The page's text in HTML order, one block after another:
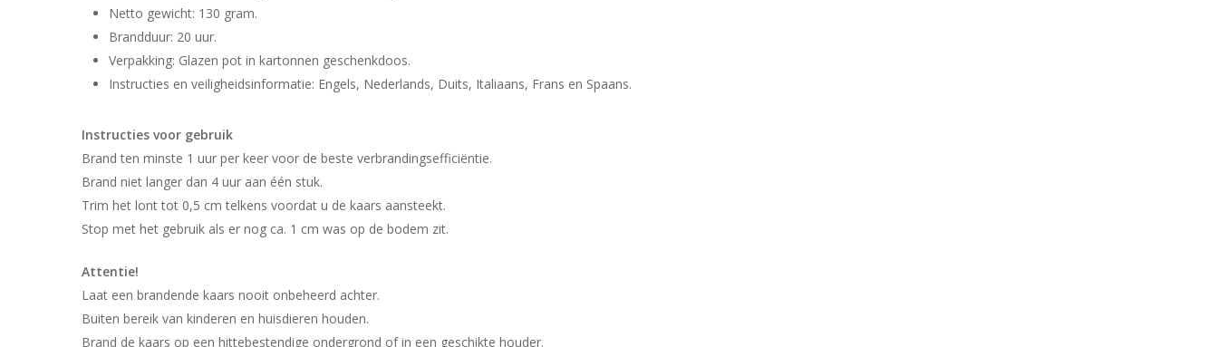
Netto gewicht: 130 gram.
Brandduur: 20 uur.
Verpakking: Glazen pot in kartonnen geschenkdoos.
Instructies en veiligheidsinformatie: Engels, Nederlands, Duits, Italiaans, Frans en Spaans.
Instructies voor gebruik
Brand ten minste 1 uur per keer voor de beste verbrandingsefficiëntie.
Brand niet langer dan 4 uur aan één stuk.
Trim het lont tot 0,5 cm telkens voordat u de kaars aansteekt.
Stop met het gebruik als er nog ca. 1 cm was op de bodem zit.
Attentie!
Laat een brandende kaars nooit onbeheerd achter.
Buiten bereik van kinderen en huisdieren houden.
Brand de kaars op een hittebestendige ondergrond of in een geschikte houder.